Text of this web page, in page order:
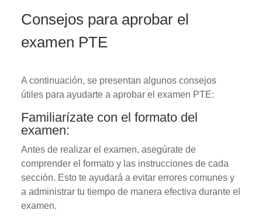
Consejos para aprobar el
examen PTE
A continuación, se presentan algunos consejos
útiles para ayudarte a aprobar el examen PTE:
Familiarízate con el formato del
examen:
Antes de realizar el examen, asegúrate de
comprender el formato y las instrucciones de cada
sección. Esto te ayudará a evitar errores comunes y
a administrar tu tiempo de manera efectiva durante el
examen.